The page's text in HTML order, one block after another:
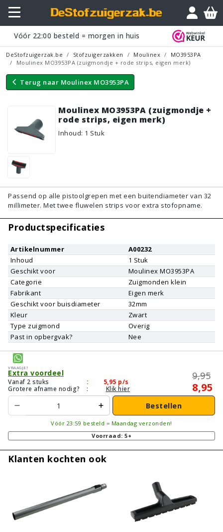
Vóór 22:00 besteld = morgen in huis
DeStofzuigerzak.be Stofzuigerzakken Moulinex
MO3953PA
Moulinex MO3953PA (zuigmondje + rode strips, eigen merk)
Terug naar Moulinex MO3953PA
Moulinex MO3953PA (zuigmondje +
rode strips, eigen merk)
Inhoud: 1 Stuk
Vraagje?
Passend op alle pistoolgrepen met een buitendiameter van 32
millimeter. Met twee fluwelen strips voor extra stofopname.
Productspecificaties
Artikelnummer
A00232
Inhoud
1 Stuk
Geschikt voor
Moulinex MO3953PA
Categorie
Zuigmonden klein
Fabrikant
Eigen merk
Geschikt voor buisdiameter
32mm
Kleur
Zwart
Type zuigmond
Overig
Past in opbergvak?
Nee
Vraagje?
Extra voordeel
Vanaf 2 stuks : 5,95 p/s
Grotere afname nodig?
: Klik hier
9,95
8,95
Bestellen
Vóór 23:59 besteld = Maandag verzonden!
Voorraad: 5+
Klanten kochten ook